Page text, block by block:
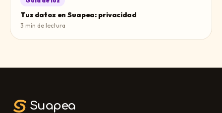
Tus datos en Suapea: privacidad
3 min de lectura
Suapea